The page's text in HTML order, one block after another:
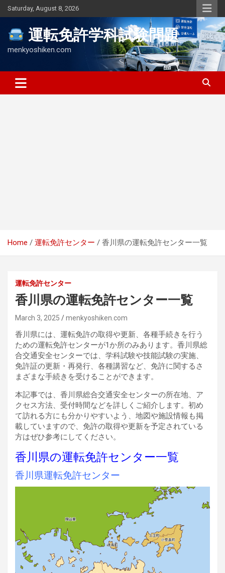
Skip
to
Saturday, August 8, 2026
運転免許学科試験問題
menkyoshiken.com
Home 運転免許センター 香川県の運転免許センター一覧
運転免許センター
香川県の運転免許センター一覧
March 3, 2025 menkyoshiken.com
香川県には、運転免許の取得や更新、各種手続きを行う
ための運転免許センターが1か所のみあります。香川県総
合交通安全センターでは、学科試験や技能試験の実施、
免許証の更新・再発行、各種講習など、免許に関するさ
まざまな手続きを受けることができます。
本記事では、香川県総合交通安全センターの所在地、ア
クセス方法、受付時間などを詳しくご紹介します。初め
て訪れる方にも分かりやすいよう、地図や施設情報も掲
載していますので、免許の取得や更新を予定されている
方はぜひ参考にしてください。
香川県の運転免許センター一覧
香川県運転免許センター